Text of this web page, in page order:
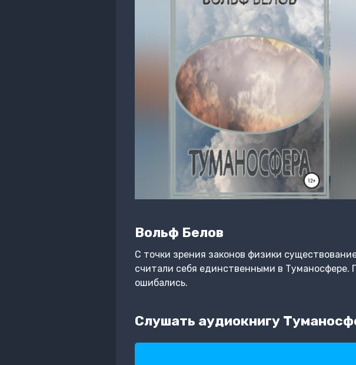
Вольф Белов
С точки зрения законов физики
считали себя единственными в Туманосфере.
ошибались.
Слушать аудиокнигу